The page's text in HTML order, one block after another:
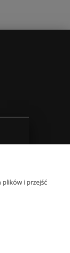
i przejść